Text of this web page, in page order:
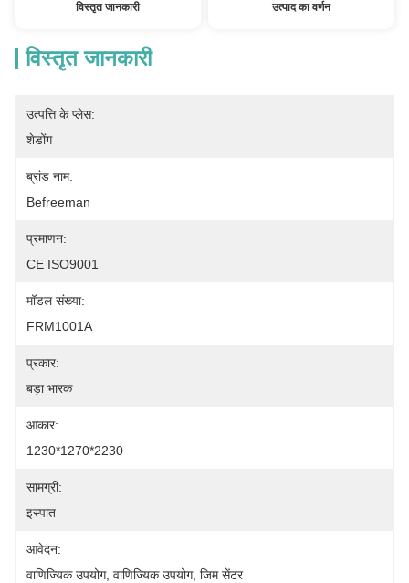
विस्तृत जानकारी उत्पाद का वर्णन
विस्तृत जानकारी
उत्पत्ति के प्लेस:
शेडोंग
ब्रांड नाम:
Befreeman
प्रमाणन:
CE ISO9001
मॉडल संख्या:
FRM1001A
प्रकार:
बड़ा भारक
आकार:
1230*1270*2230
सामग्री:
इस्पात
आवेदन:
वाणिज्यिक उपयोग, वाणिज्यिक उपयोग, जिम सेंटर